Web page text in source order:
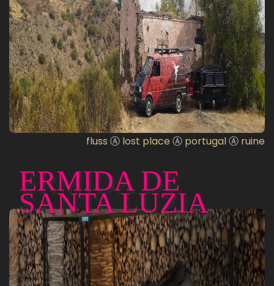
fluss Ⓐ lost place Ⓐ portugalⒶ ruine
ERMIDA DE
SANTA LUZIA